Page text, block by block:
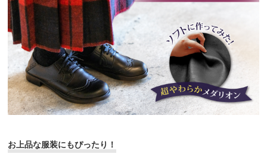
お上品な服装にもぴったり！